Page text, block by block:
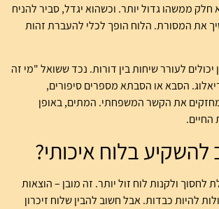
חלק ממשהו גדול יותר. וכשהוא יגדל, סביר להניח
את המסורת. הלוח הופך לכלי להעברת זהות
יכולים לעורר שיחות בין דורות. נכד ששואל "מי זה
הסבא או הסבתא מספרים סיפורים,
את הקשר המשפחתי. המתים, באופן
החיים.
בלוח איכותי?
ולקנות לוח זול יותר. זה מובן – הוצאות
להיות כבדות. אבל חשוב להבין שלוח זיכרון